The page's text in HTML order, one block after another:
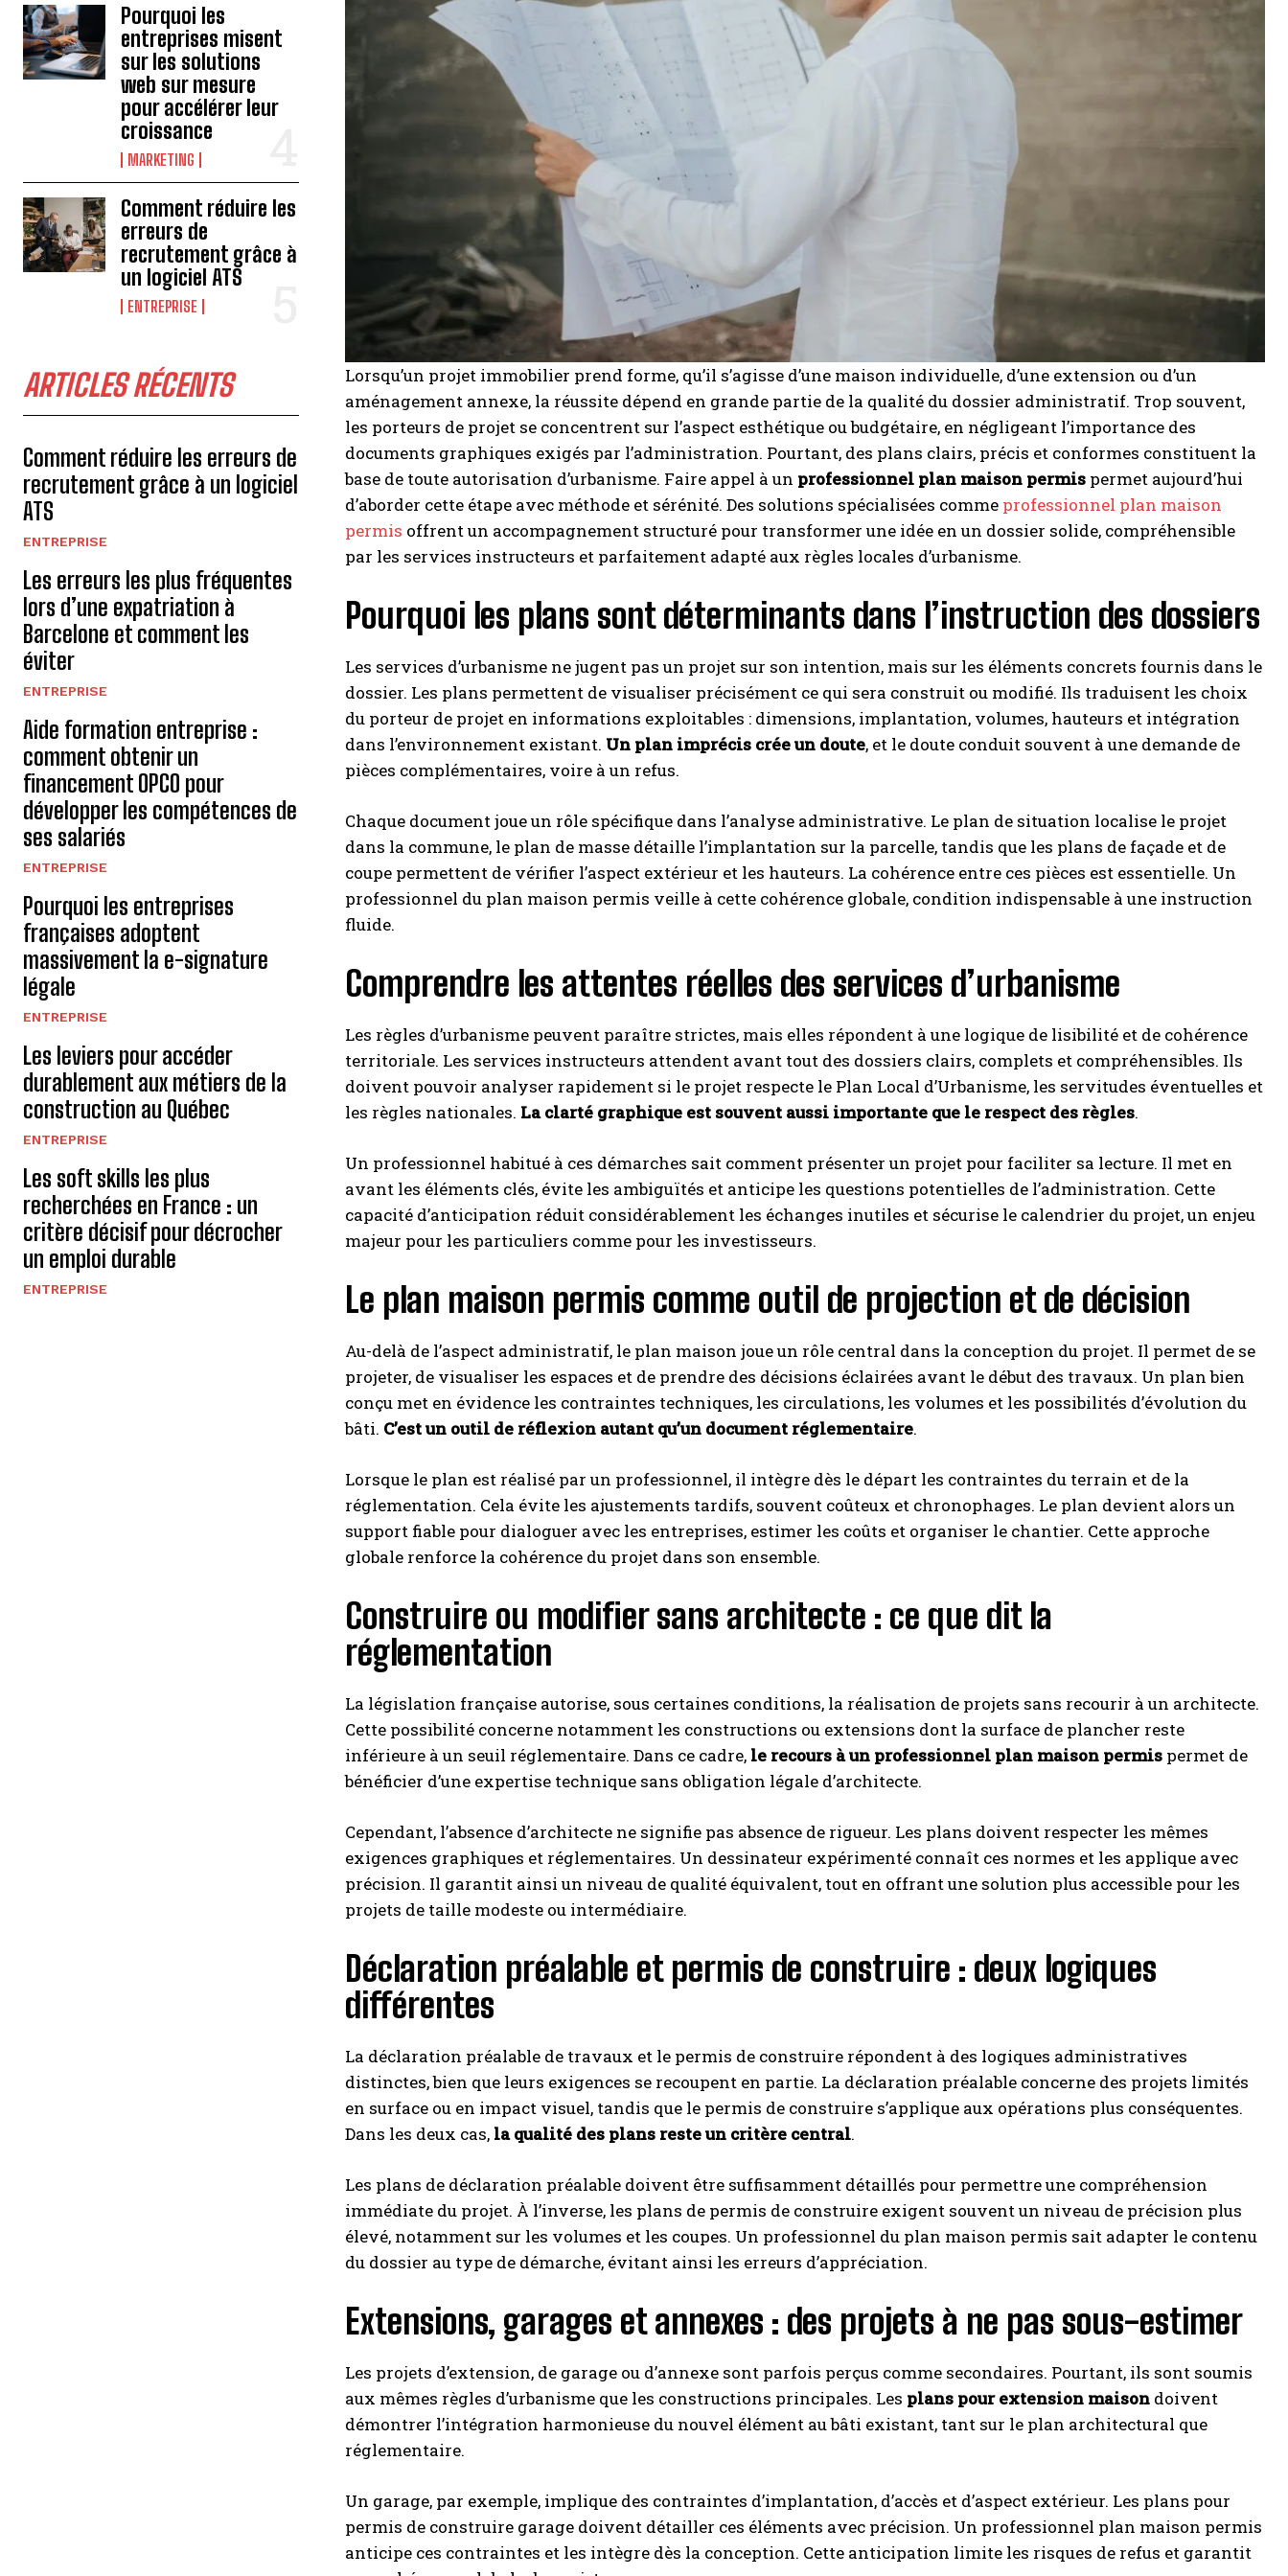
INSCRIPTION
J'ai lu et j'accepte la politique de confidentialité.
Pourquoi les
entreprises misent
sur les solutions
web sur mesure
pour accélérer leur
croissance
MARKETING
Comment réduire les
erreurs de
recrutement grâce à
un logiciel ATS
ENTREPRISE
ARTICLES RÉCENTS
Comment réduire les erreurs de
recrutement grâce à un logiciel
ATS
ENTREPRISE
Les erreurs les plus fréquentes
lors d’une expatriation à
Barcelone et comment les
éviter
ENTREPRISE
Aide formation entreprise :
comment obtenir un
financement OPCO pour
développer les compétences de
ses salariés
ENTREPRISE
Pourquoi les entreprises
françaises adoptent
massivement la e-signature
légale
ENTREPRISE
Les leviers pour accéder
durablement aux métiers de la
construction au Québec
ENTREPRISE
Les soft skills les plus
recherchées en France : un
critère décisif pour décrocher
un emploi durable
ENTREPRISE
Lorsqu’un projet immobilier prend forme, qu’il s’agisse d’une maison individuelle, d’une extension ou d’un
aménagement annexe, la réussite dépend en grande partie de la qualité du dossier administratif. Trop souvent,
les porteurs de projet se concentrent sur l’aspect esthétique ou budgétaire, en négligeant l’importance des
documents graphiques exigés par l’administration. Pourtant, des plans clairs, précis et conformes constituent la
base de toute autorisation d’urbanisme. Faire appel à un professionnel plan maison permis permet aujourd’hui
d’aborder cette étape avec méthode et sérénité. Des solutions spécialisées comme professionnel plan maison
permis offrent un accompagnement structuré pour transformer une idée en un dossier solide, compréhensible
par les services instructeurs et parfaitement adapté aux règles locales d’urbanisme.
Pourquoi les plans sont déterminants dans l’instruction des dossiers
Les services d’urbanisme ne jugent pas un projet sur son intention, mais sur les éléments concrets fournis dans le
dossier. Les plans permettent de visualiser précisément ce qui sera construit ou modifié. Ils traduisent les choix
du porteur de projet en informations exploitables : dimensions, implantation, volumes, hauteurs et intégration
dans l’environnement existant. Un plan imprécis crée un doute, et le doute conduit souvent à une demande de
pièces complémentaires, voire à un refus.
Chaque document joue un rôle spécifique dans l’analyse administrative. Le plan de situation localise le projet
dans la commune, le plan de masse détaille l’implantation sur la parcelle, tandis que les plans de façade et de
coupe permettent de vérifier l’aspect extérieur et les hauteurs. La cohérence entre ces pièces est essentielle. Un
professionnel du plan maison permis veille à cette cohérence globale, condition indispensable à une instruction
fluide.
Comprendre les attentes réelles des services d’urbanisme
Les règles d’urbanisme peuvent paraître strictes, mais elles répondent à une logique de lisibilité et de cohérence
territoriale. Les services instructeurs attendent avant tout des dossiers clairs, complets et compréhensibles. Ils
doivent pouvoir analyser rapidement si le projet respecte le Plan Local d’Urbanisme, les servitudes éventuelles et
les règles nationales. La clarté graphique est souvent aussi importante que le respect des règles.
Un professionnel habitué à ces démarches sait comment présenter un projet pour faciliter sa lecture. Il met en
avant les éléments clés, évite les ambiguïtés et anticipe les questions potentielles de l’administration. Cette
capacité d’anticipation réduit considérablement les échanges inutiles et sécurise le calendrier du projet, un enjeu
majeur pour les particuliers comme pour les investisseurs.
Le plan maison permis comme outil de projection et de décision
Au-delà de l’aspect administratif, le plan maison joue un rôle central dans la conception du projet. Il permet de se
projeter, de visualiser les espaces et de prendre des décisions éclairées avant le début des travaux. Un plan bien
conçu met en évidence les contraintes techniques, les circulations, les volumes et les possibilités d’évolution du
bâti. C’est un outil de réflexion autant qu’un document réglementaire.
Lorsque le plan est réalisé par un professionnel, il intègre dès le départ les contraintes du terrain et de la
réglementation. Cela évite les ajustements tardifs, souvent coûteux et chronophages. Le plan devient alors un
support fiable pour dialoguer avec les entreprises, estimer les coûts et organiser le chantier. Cette approche
globale renforce la cohérence du projet dans son ensemble.
Construire ou modifier sans architecte : ce que dit la
réglementation
La législation française autorise, sous certaines conditions, la réalisation de projets sans recourir à un architecte.
Cette possibilité concerne notamment les constructions ou extensions dont la surface de plancher reste
inférieure à un seuil réglementaire. Dans ce cadre, le recours à un professionnel plan maison permis permet de
bénéficier d’une expertise technique sans obligation légale d’architecte.
Cependant, l’absence d’architecte ne signifie pas absence de rigueur. Les plans doivent respecter les mêmes
exigences graphiques et réglementaires. Un dessinateur expérimenté connaît ces normes et les applique avec
précision. Il garantit ainsi un niveau de qualité équivalent, tout en offrant une solution plus accessible pour les
projets de taille modeste ou intermédiaire.
Déclaration préalable et permis de construire : deux logiques
différentes
La déclaration préalable de travaux et le permis de construire répondent à des logiques administratives
distinctes, bien que leurs exigences se recoupent en partie. La déclaration préalable concerne des projets limités
en surface ou en impact visuel, tandis que le permis de construire s’applique aux opérations plus conséquentes.
Dans les deux cas, la qualité des plans reste un critère central.
Les plans de déclaration préalable doivent être suffisamment détaillés pour permettre une compréhension
immédiate du projet. À l’inverse, les plans de permis de construire exigent souvent un niveau de précision plus
élevé, notamment sur les volumes et les coupes. Un professionnel du plan maison permis sait adapter le contenu
du dossier au type de démarche, évitant ainsi les erreurs d’appréciation.
Extensions, garages et annexes : des projets à ne pas sous-estimer
Les projets d’extension, de garage ou d’annexe sont parfois perçus comme secondaires. Pourtant, ils sont soumis
aux mêmes règles d’urbanisme que les constructions principales. Les plans pour extension maison doivent
démontrer l’intégration harmonieuse du nouvel élément au bâti existant, tant sur le plan architectural que
réglementaire.
Un garage, par exemple, implique des contraintes d’implantation, d’accès et d’aspect extérieur. Les plans pour
permis de construire garage doivent détailler ces éléments avec précision. Un professionnel plan maison permis
anticipe ces contraintes et les intègre dès la conception. Cette anticipation limite les risques de refus et garantit